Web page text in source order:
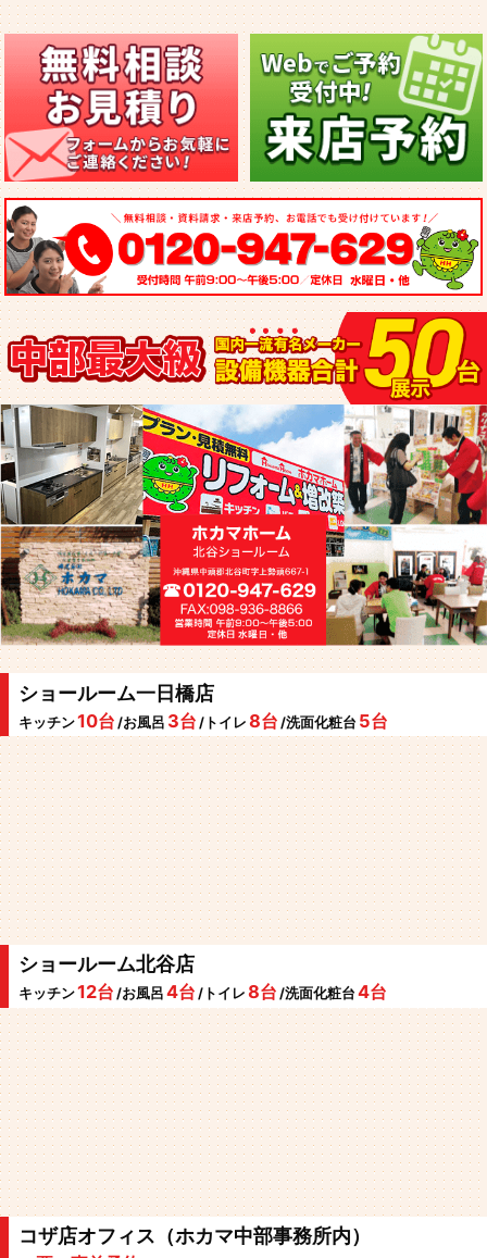
ショールーム一日橋店
キッチン10台 /お風呂 3台 /トイレ 8台 /洗面化粧台 5台
ショールーム北谷店
キッチン12台 /お風呂 4台 /トイレ 8台 /洗面化粧台 4台
コザ店オフィス（ホカマ中部事務所内）